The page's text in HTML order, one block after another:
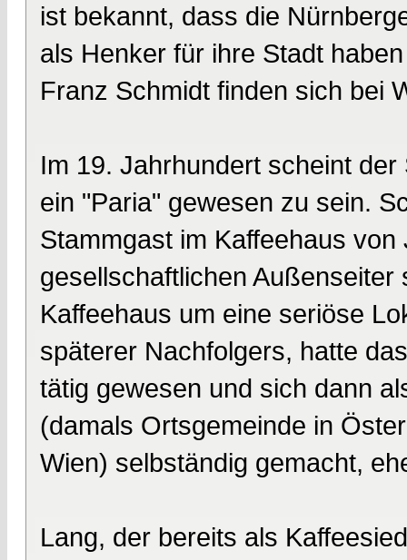
ist bekannt, dass die
als Henker für ihre Stadt
Franz Schmidt finden sich bei
Im 19. Jahrhundert scheint
ein "Paria" gewesen zu sein.
Stammgast im Kaffeehaus
gesellschaftlichen
Kaffeehaus um eine seriöse
späterer Nachfolgers, hatte
tätig gewesen und sich dann
(damals Ortsgemeinde in
Wien) selbständig gemacht,
Lang, der bereits als